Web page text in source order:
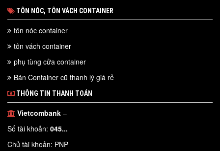
TÔN NÓC, TÔN VÁCH CONTAINER
tôn nóc container
tôn vách container
phụ tùng cửa container
Bán Container cũ thanh lý giá rẻ
THÔNG TIN THANH TOÁN
Vietcombank –
Số tài khoản: 045...
Chủ tài khoản: PNP